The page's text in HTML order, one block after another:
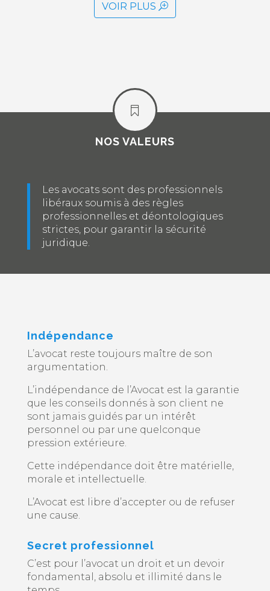
VOIR PLUS

NOS VALEURS
Les avocats sont des professionnels
libéraux soumis à des règles
professionnelles et déontologiques
strictes, pour garantir la sécurité
juridique.
Indépendance
L’avocat reste toujours maître de son
argumentation.
L’indépendance de l’Avocat est la garantie
que les conseils donnés à son client ne
sont jamais guidés par un intérêt
personnel ou par une quelconque
pression extérieure.
Cette indépendance doit être matérielle,
morale et intellectuelle.
L’Avocat est libre d’accepter ou de refuser
une cause.
Secret professionnel
C’est pour l’avocat un droit et un devoir
fondamental, absolu et illimité dans le